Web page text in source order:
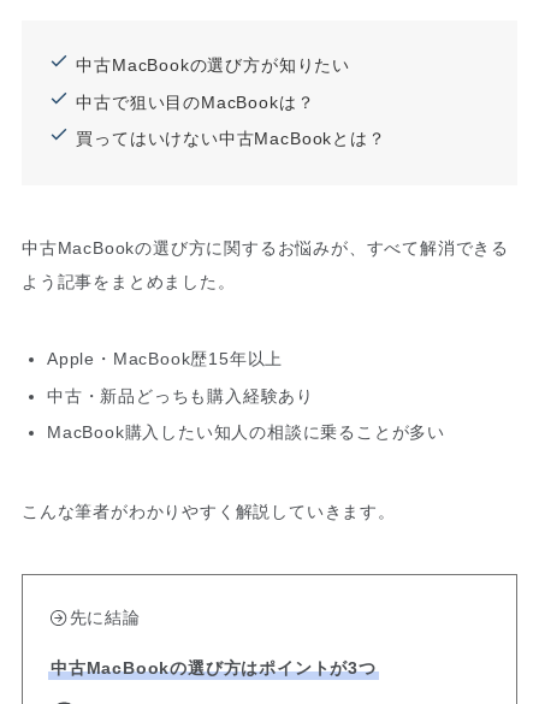
中古MacBookの選び方が知りたい
中古で狙い目のMacBookは？
買ってはいけない中古MacBookとは？
中古MacBookの選び方に関するお悩みが、すべて解消できる
よう記事をまとめました。
Apple・MacBook歴15年以上
中古・新品どっちも購入経験あり
MacBook購入したい知人の相談に乗ることが多い
こんな筆者がわかりやすく解説していきます。
先に結論
中古MacBookの選び方はポイントが3つ